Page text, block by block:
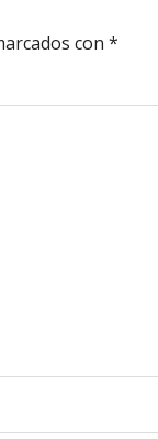
con *